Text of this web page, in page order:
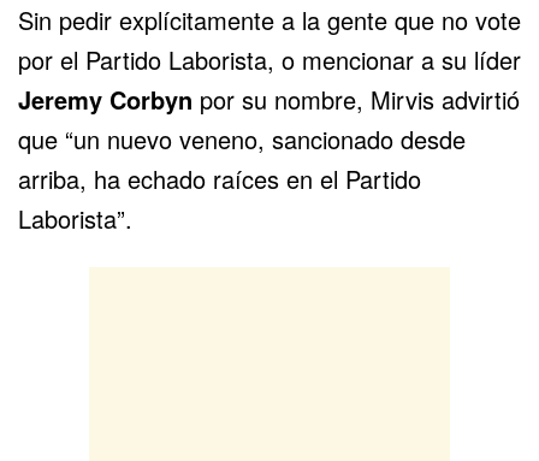
Sin pedir explícitamente a la gente que no vote
por el Partido Laborista, o mencionar a su líder
Jeremy Corbyn por su nombre, Mirvis advirtió
que “un nuevo veneno, sancionado desde
arriba, ha echado raíces en el Partido
Laborista”.